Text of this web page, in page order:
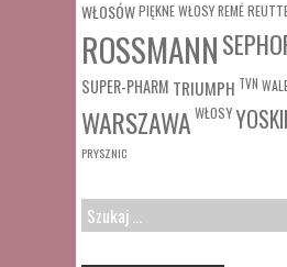
WŁOSÓWPIĘKNE WŁOSYREMÉ
ROSSMANN
SUPER-PHARM TRIUMPH TVN
WARSZAWA WŁOSY
PRYSZNIC
SZUKAJ: